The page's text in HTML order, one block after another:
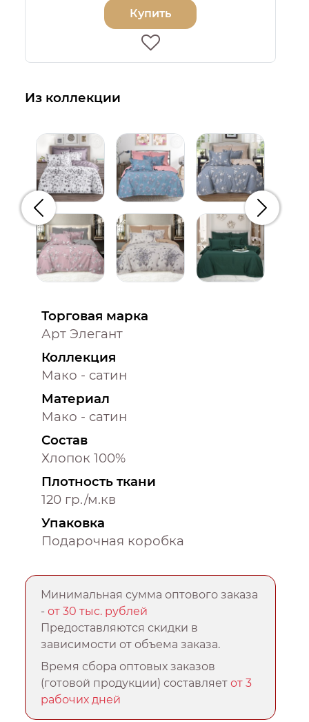
Купить
Из коллекции
Предыдущий
Торговая марка
Арт Элегант
Коллекция
Мако - сатин
Материал
Мако - сатин
Состав
Хлопок 100%
Плотность ткани
120 гр./м.кв
Упаковка
Подарочная коробка
Минимальная сумма оптового заказа
-от 30 тыс. рублей
Предоставляются скидки в
зависимости от объема заказа.
Время сбора оптовых заказов
(готовой продукции) составляетот 3
рабочих дней